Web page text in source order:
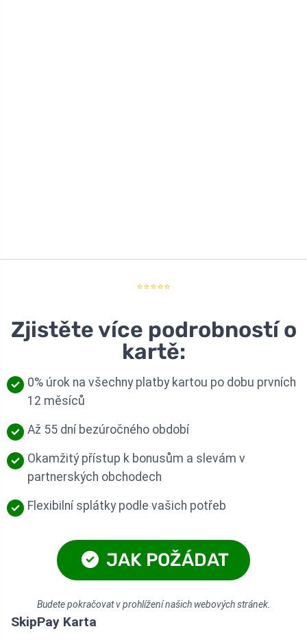
⭐⭐⭐⭐⭐
Zjistěte více podrobností o
kartě:
0% úrok na všechny platby kartou po dobu prvních
12 měsíců
Až 55 dní bezúročného období
Okamžitý přístup k bonusům a slevám v
partnerských obchodech
Flexibilní splátky podle vašich potřeb
JAK POŽÁDAT
Budete pokračovat v prohlížení našich webových stránek.
SkipPay Karta